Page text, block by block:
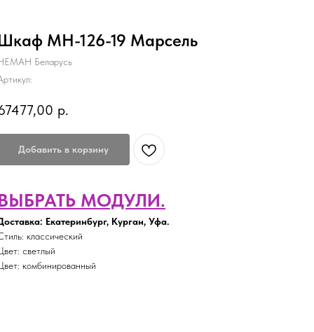
МН-126-19 Марсель
Беларусь
р.
Добавить в корзину
МОДУЛИ.
Екатеринбург, Курган, Уфа.
классический
светлый
комбинированный